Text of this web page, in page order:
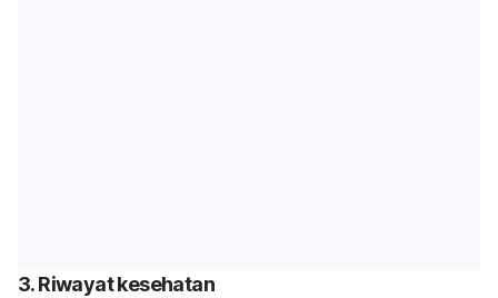
3. Riwayat kesehatan